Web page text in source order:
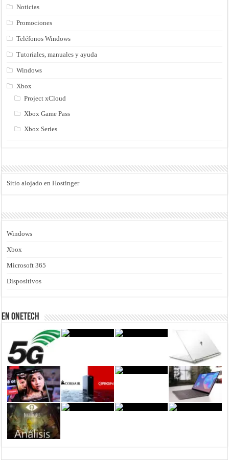
Noticias
Promociones
Teléfonos Windows
Tutoriales, manuales y ayuda
Windows
Xbox
Project xCloud
Xbox Game Pass
Xbox Series
Sitio alojado en Hostinger
Windows
Xbox
Microsoft 365
Dispositivos
En Onetech